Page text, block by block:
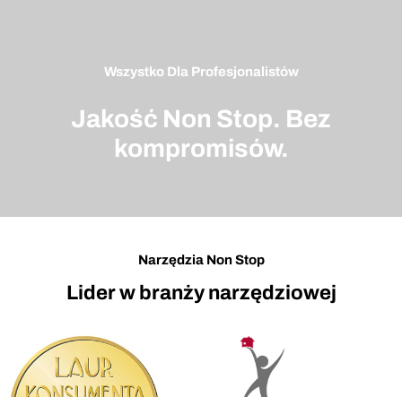
Wszystko Dla Profesjonalistów
Jakość Non Stop. Bez
kompromisów.
Narzędzia Non Stop
Lider w branży narzędziowej